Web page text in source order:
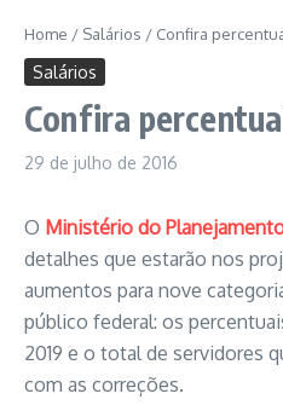
Home / Salários / Confira
Salários
Confira
29 de julho de 2016
O Ministério do
detalhes que estarão nos
aumentos para nove
público federal: os
2019 e o total de servidores
com as correções.